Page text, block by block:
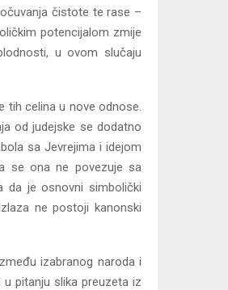
čistote te rase –
potencijalom zmije
u ovom slučaju
celina u nove odnose.
od judejske se dodatno
sa Jevrejima i idejom
se ona ne povezuje sa
da je osnovni simbolički
ne postoji kanonski
izabranog naroda i
pitanju slika preuzeta iz